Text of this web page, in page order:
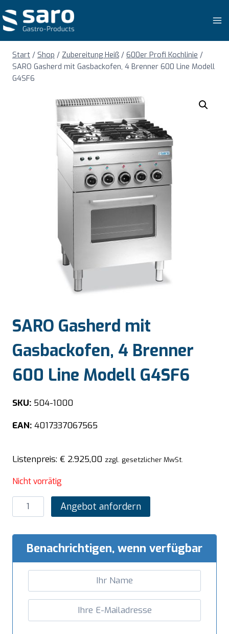
Inhalt
springen
Start / Shop / Zubereitung Heiß / 600er Profi Kochlinie /
SARO Gasherd mit Gasbackofen, 4 Brenner 600 Line Modell
G4SF6
SARO Gasherd mit
Gasbackofen, 4 Brenner
600 Line Modell G4SF6
SKU: 504-1000
EAN: 4017337067565
Listenpreis: € 2.925,00 zzgl. gesetzlicher MwSt.
Nicht vorrätig
SARO
Gasherd
Gasbackofen,
Brenner
Angebot anfordern
Benachrichtigen, wenn verfügbar